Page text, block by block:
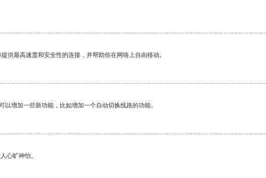
供最高速度和安全性的连接，并帮助你在网络上自由移动。
以增加一些新功能，比如增加一个自动切换线路的功能。
心旷神怡。